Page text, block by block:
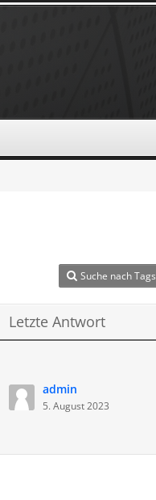
Suche nach Tags
Letzte Antwort
admin
5. August 2023